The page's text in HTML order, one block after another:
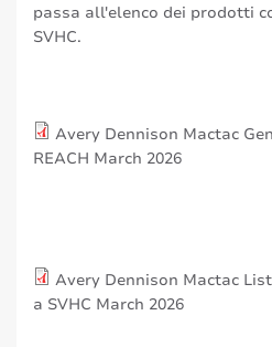
passa all'elenco dei prodotti
SVHC.
Avery Dennison Mactac
REACH March 2026
Avery Dennison Mactac
a SVHC March 2026